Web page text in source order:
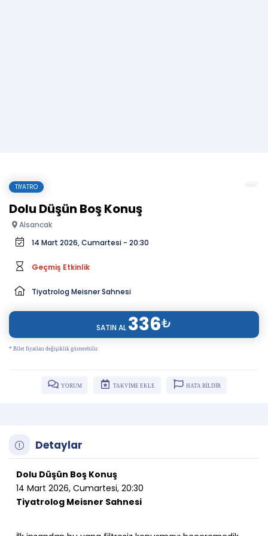
TIYATRO
Dolu Düşün Boş Konuş
Alsancak
14 Mart 2026, Cumartesi - 20:30
Geçmiş Etkinlik
Tiyatrolog Meisner Sahnesi
SATIN AL 336₺
* Bilet fiyatları değişiklik gösterebilir.
YORUM TAKVİME EKLE HATA BİLDİR
Detaylar
Dolu Düşün Boş Konuş
14 Mart 2026, Cumartesi, 20:30
Tiyatrolog Meisner Sahnesi